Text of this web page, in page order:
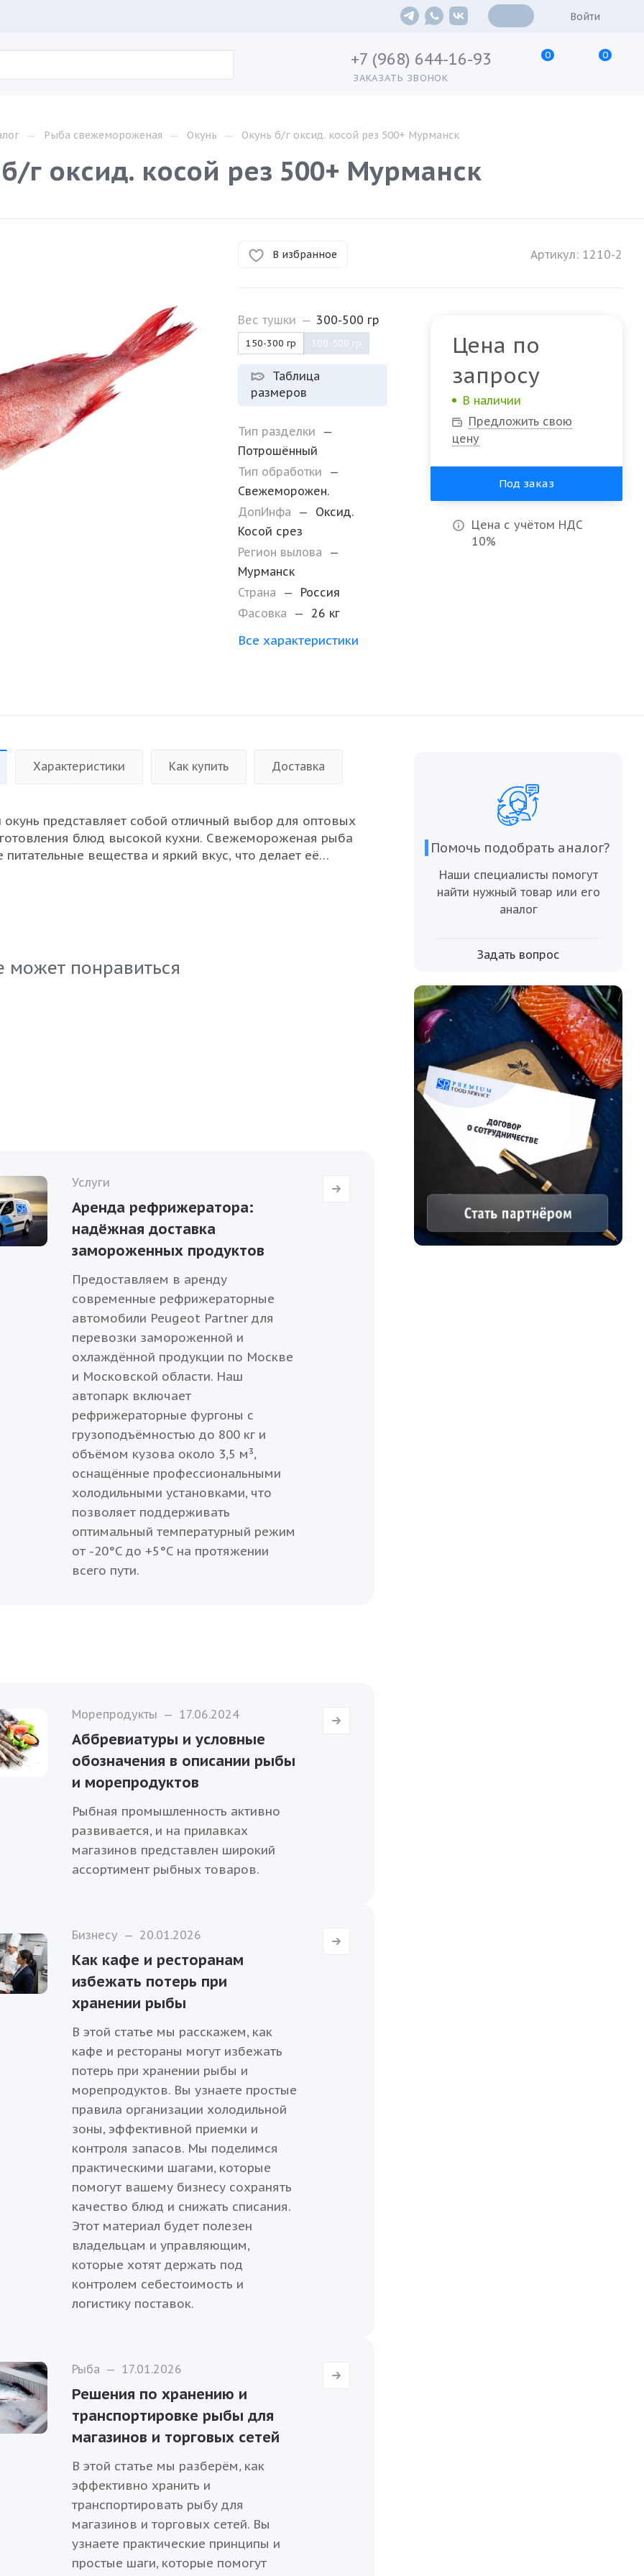
Войти
+7 (968) 644-16-93
ЗАКАЗАТЬ ЗВОНОК
0 0
— Рыба свежемороженая — Окунь — Окунь б/г оксид. косой рез 500+ Мурманск
г оксид. косой рез 500+ Мурманск
В избранное Артикул: 1210-2
Вес тушки — 300-500 гр
150-300 гр 300-500 гр
Таблица
размеров
Тип разделки
—
Потрошённый
Тип обработки
—
Свежеморожен.
ДопИнфа
—
Оксид.
Косой срез
Регион вылова
—
Мурманск
Страна
—
Россия
Фасовка
— 26 кг
Все характеристики
Цена по
запросу
В наличии
Предложить свою
цену
Под заказ
Цена с учётом НДС
10%
Характеристики Как купить Доставка
представляет собой отличный выбор для оптовых
блюд высокой кухни. Свежемороженая рыба
питательные вещества и яркий вкус, что делает её
питания. Окунь обладает нежным мясом, что позволяет
может понравиться
Услуги
Аренда рефрижератора:
надёжная доставка
замороженных продуктов
Предоставляем в аренду
современные рефрижераторные
автомобили Peugeot Partner для
перевозки замороженной и
охлаждённой продукции по Москве
и Московской области. Наш
автопарк включает
рефрижераторные фургоны с
грузоподъёмностью до 800 кг и
объёмом кузова около 3,5 м³,
оснащённые профессиональными
холодильными установками, что
позволяет поддерживать
оптимальный температурный режим
от -20°C до +5°C на протяжении
всего пути.
Морепродукты — 17.06.2024
Аббревиатуры и условные
обозначения в описании рыбы
и морепродуктов
Рыбная промышленность активно
развивается, и на прилавках
магазинов представлен широкий
ассортимент рыбных товаров.
Бизнесу — 20.01.2026
Как кафе и ресторанам
избежать потерь при
хранении рыбы
В этой статье мы расскажем, как
кафе и рестораны могут избежать
потерь при хранении рыбы и
морепродуктов. Вы узнаете простые
правила организации холодильной
зоны, эффективной приемки и
контроля запасов. Мы поделимся
практическими шагами, которые
помогут вашему бизнесу сохранять
качество блюд и снижать списания.
Этот материал будет полезен
владельцам и управляющим,
которые хотят держать под
контролем себестоимость и
логистику поставок.
Рыба — 17.01.2026
Решения по хранению и
транспортировке рыбы для
магазинов и торговых сетей
В этой статье мы разберём, как
эффективно хранить и
транспортировать рыбу для
магазинов и торговых сетей. Вы
узнаете практические принципы и
простые шаги, которые помогут
Помочь подобрать аналог?
Наши специалисты помогут
найти нужный товар или его
аналог
Задать вопрос